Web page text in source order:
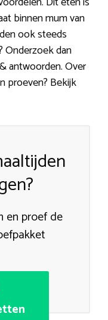
binnen mum van
ook steeds
Onderzoek dan
antwoorden. Over
proeven? Bekijk
en proef de